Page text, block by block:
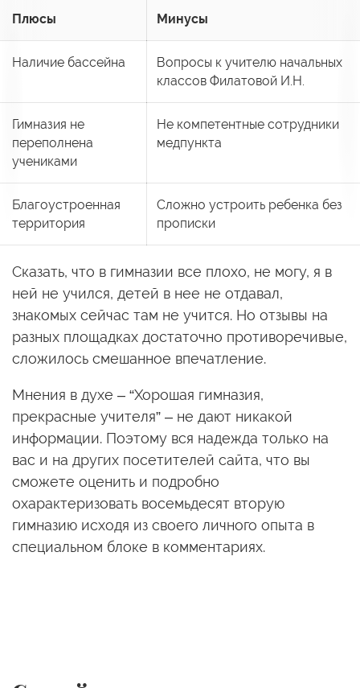
Плюсы Минусы
Наличие бассейна
Вопросы к учителю начальных
классов Филатовой И.Н.
Гимназия не
переполнена
учениками
Не компетентные сотрудники
медпункта
Благоустроенная
территория
Сложно устроить ребенка без
прописки
Сказать, что в гимназии все плохо, не могу, я в
ней не учился, детей в нее не отдавал,
знакомых сейчас там не учится. Но отзывы на
разных площадках достаточно противоречивые,
сложилось смешанное впечатление.
Мнения в духе – “Хорошая гимназия,
прекрасные учителя” – не дают никакой
информации. Поэтому вся надежда только на
вас и на других посетителей сайта, что вы
сможете оценить и подробно
охарактеризовать восемьдесят вторую
гимназию исходя из своего личного опыта в
специальном блоке в комментариях.